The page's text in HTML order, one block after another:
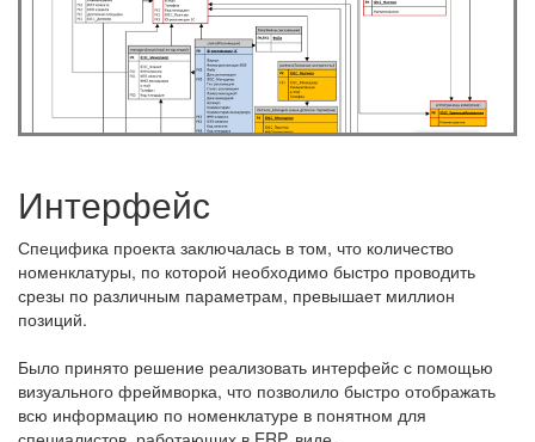
Интерфейс
Специфика проекта заключалась в том, что количество
номенклатуры, по которой необходимо быстро проводить
срезы по различным параметрам, превышает миллион
позиций.
Было принято решение реализовать интерфейс с помощью
визуального фреймворка, что позволило быстро отображать
всю информацию по номенклатуре в понятном для